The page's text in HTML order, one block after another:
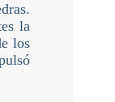
la
los